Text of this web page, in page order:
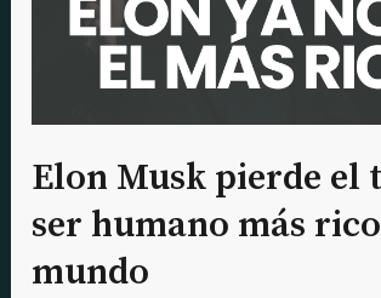
Elon Musk pierde el
ser humano más
mundo
humano
más
rico
del
mundo